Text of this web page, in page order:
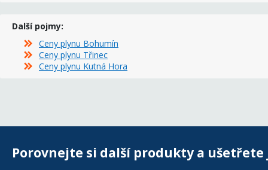
Další pojmy:
Ceny plynu Bohumín
Ceny plynu Třinec
Ceny plynu Kutná Hora
Porovnejte si další produkty a ušetřete